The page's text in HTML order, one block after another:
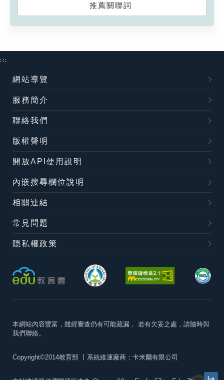
推薦關聯詞
:::
網站導覽
服務簡介
聯絡我們
版權聲明
開放API使用說明
內嵌搜尋欄位說明
相關連結
常見問題
隱私權政策
本網站內容豐富，雖經審查仍有可能疏漏， 若有欠妥之處，請隨時與
我們聯絡。
Copyright©2014教育部 丨系統維運廠商：卡米爾有限公司